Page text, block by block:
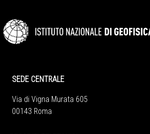
SEDE CENTRALE
Via di Vigna Murata 605
00143 Roma